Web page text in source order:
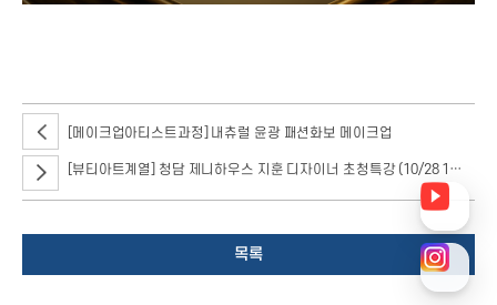
[메이크업아티스트과정] 내츄럴 윤광 패션화보 메이크업
[뷰티아트계열] 청담 제니하우스 지훈 디자이너 초청특강 (10/28 13시30분)
목록